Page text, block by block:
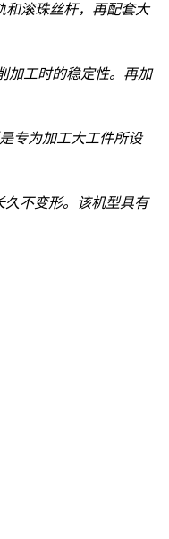
和滚珠丝杆，再配套大
加工时的稳定性。再加
专为加工大工件所设
不变形。该机型具有